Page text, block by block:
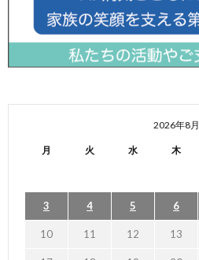
2026年8月
月 火 水 木
3 4 5 6
10 11 12 13